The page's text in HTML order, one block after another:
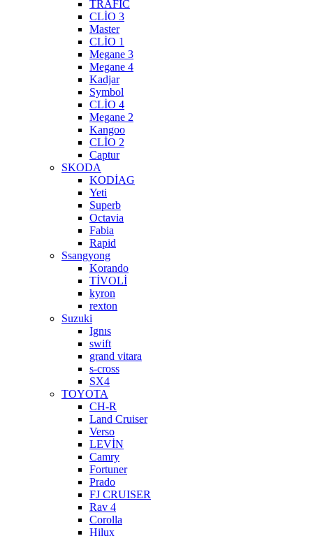
TRAFİC
CLİO 3
Master
CLİO 1
Megane 3
Megane 4
Kadjar
Symbol
CLİO 4
Megane 2
Kangoo
CLİO 2
Captur
SKODA
KODİAG
Yeti
Superb
Octavia
Fabia
Rapid
Ssangyong
Korando
TİVOLİ
kyron
rexton
Suzuki
Ignıs
swift
grand vitara
s-cross
SX4
TOYOTA
CH-R
Land Cruiser
Verso
LEVİN
Camry
Fortuner
Prado
FJ CRUISER
Rav 4
Corolla
Hilux